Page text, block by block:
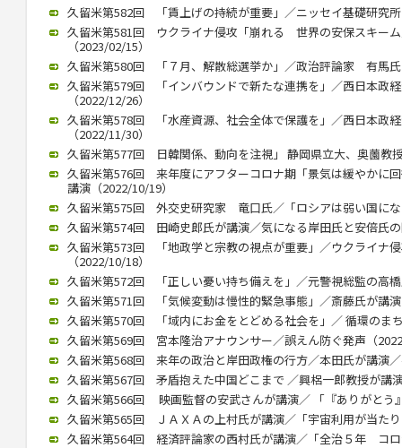
久留米第582回 「賃上げの持続が重要」／ニッセイ基礎研究
久留米第581回 ウクライナ侵攻「崩れる 世界の安保スキー
（2023/02/15）
久留米第580回 「７月、解散総選挙か」／政治評論家 有馬
久留米第579回 「インバウンドで新たな連携を」／西日本政
（2022/12/26）
久留米第578回 「水産資源、社会全体で保護を」／西日本政
（2022/11/30）
久留米第577回 日韓関係、動向を注視」 静岡県立大、奥薗教
久留米第576回 来年度にアフターコロナ期「景気は緩やかに
講演（2022/10/19）
久留米第575回 外交史研究家 竜口氏／「ロシアは弱い国に
久留米第574回 田崎史郎氏が講演／気になる岸田氏と安倍氏
久留米第573回 「地政学と宗教の視点が重要」／ウクライナ
（2022/10/18）
久留米第572回 「正しい憂い持ち備えを」／元警視総監の高
久留米第571回 「気候変動は慢性的緊急事態」／斎藤氏が講
久留米第570回 「域内にお金をとどめる社会を」／ 循環のま
久留米第569回 宮本隆治アナウンサー／誤えん防ぐ発声（
久留米第568回 来年の政治と岸田政権の行方／本田氏が講演
久留米第567回 矛盾抱えた中国どこまで ／興梠一郎教授が講
久留米第566回 映画監督の安武さんが講演／ 「『ありがとう
久留米第565回 ＪＡＸＡの上村氏が講演／「宇宙利用が当た
久留米第564回 経済評論家の西村氏が講演／「全治５年 コ